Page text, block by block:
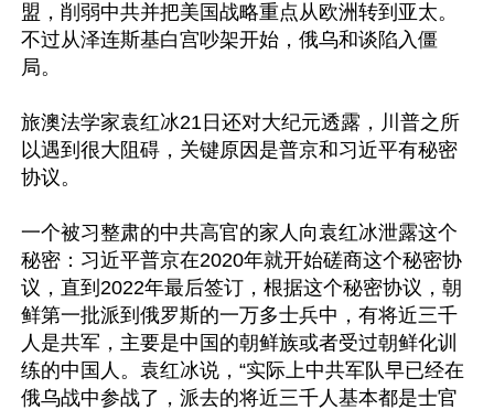
盟，削弱中共并把美国战略重点从欧洲转到亚太。
不过从泽连斯基白宫吵架开始，俄乌和谈陷入僵
局。
旅澳法学家袁红冰21日还对大纪元透露，川普之所
以遇到很大阻碍，关键原因是普京和习近平有秘密
协议。
一个被习整肃的中共高官的家人向袁红冰泄露这个
秘密：习近平普京在2020年就开始磋商这个秘密协
议，直到2022年最后签订，根据这个秘密协议，朝
鲜第一批派到俄罗斯的一万多士兵中，有将近三千
人是共军，主要是中国的朝鲜族或者受过朝鲜化训
练的中国人。袁红冰说，“实际上中共军队早已经在
俄乌战中参战了，派去的将近三千人基本都是士官